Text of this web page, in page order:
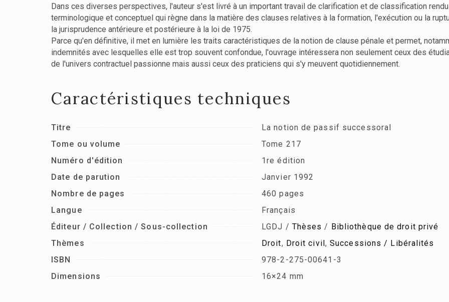
Dans ces diverses perspectives, l'auteur s'est livré à un important travail de clarification et de classification
terminologique et conceptuel qui règne dans la matière des clauses relatives à la formation, l'exécution ou la
la jurisprudence antérieure et postérieure à la loi de 1975.
Parce qu'en définitive, il met en lumière les traits caractéristiques de la notion de clause pénale et permet,
indemnités avec lesquelles elle est trop souvent confondue, l'ouvrage intéressera non seulement ceux des
de l'univers contractuel passionne mais aussi ceux des praticiens qui s'y meuvent quotidiennement.
Caractéristiques techniques
Titre
La notion de passif successoral
Tome ou volume
Tome 217
Numéro d'édition
1re édition
Date de parution
Janvier 1992
Nombre de pages
460 pages
Langue
Français
Éditeur / Collection / Sous-collection
LGDJ / Thèses / Bibliothèque de droit privé
Thèmes
Droit, Droit civil,Successions / Libéralités
ISBN
978-2-275-00641-3
Dimensions
16×24 mm